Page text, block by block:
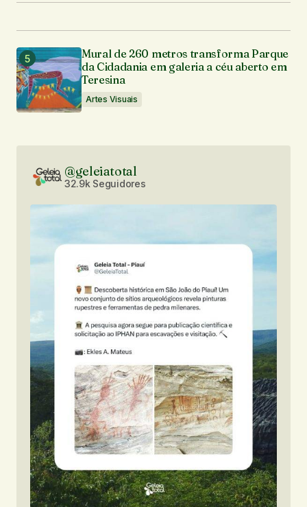
Mural de 260 metros transforma Parque
da Cidadania em galeria a céu aberto em
Teresina
Artes Visuais
@geleiatotal
32.9k Seguidores